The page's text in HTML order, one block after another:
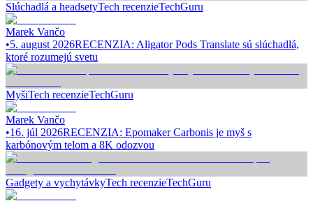
Slúchadlá a headsetyTech recenzieTechGuru
Marek Vančo
•5. august 2026RECENZIA: Aligator Pods Translate sú slúchadlá,
ktoré rozumejú svetu
MyšiTech recenzieTechGuru
Marek Vančo
•16. júl 2026RECENZIA: Epomaker Carbonis je myš s
karbónovým telom a 8K odozvou
Gadgety a vychytávkyTech recenzieTechGuru